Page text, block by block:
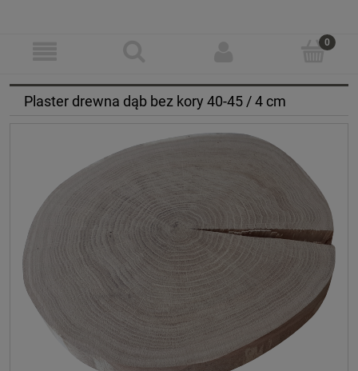
Plaster drewna dąb bez kory 40-45 / 4 cm